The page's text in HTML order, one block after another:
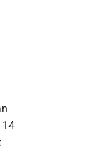
14